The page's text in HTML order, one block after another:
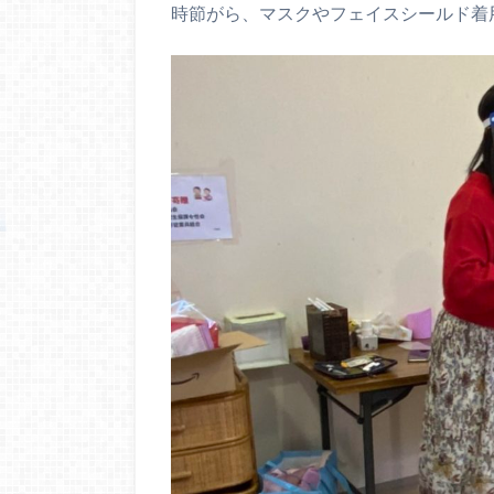
時節がら、マスクやフェイスシールド着